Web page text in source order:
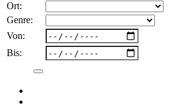
Ort:
Genre:
Von:
Bis: